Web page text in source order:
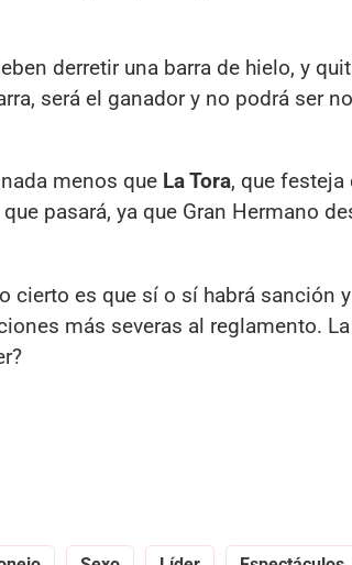
derretir una barra de hielo, y
será el ganador y no podrá ser
menos que La Tora, que festeja
pasará, ya que Gran Hermano
cierto es que sí o sí habrá sanción
más severas al reglamento.